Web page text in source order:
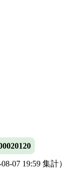
08-07 19:59 集計）